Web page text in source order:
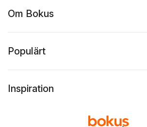
Om Bokus
Populärt
Inspiration